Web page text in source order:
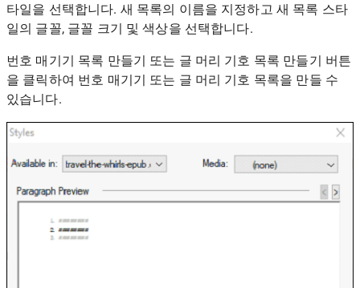
타일을 선택합니다. 새 목록의 이름을 지정하고 새 목록 스타
일의 글꼴, 글꼴 크기 및 색상을 선택합니다.
번호 매기기 목록 만들기 또는 글 머리 기호 목록 만들기 버튼
을 클릭하여 번호 매기기 또는 글 머리 기호 목록을 만들 수
있습니다.